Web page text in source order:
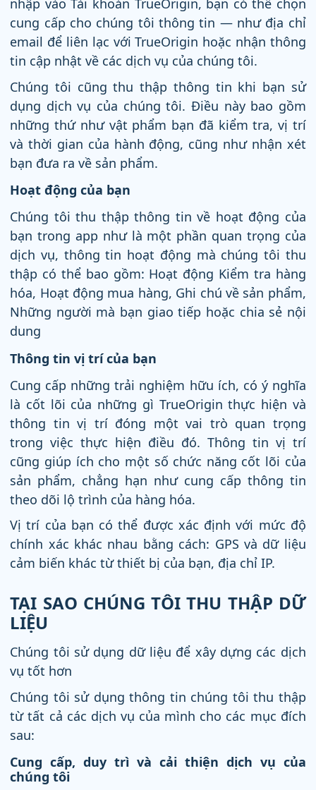
nhập vào Tài khoản TrueOrigin, bạn có thể chọn
cung cấp cho chúng tôi thông tin — như địa chỉ
email để liên lạc với TrueOrigin hoặc nhận thông
tin cập nhật về các dịch vụ của chúng tôi.
Chúng tôi cũng thu thập thông tin khi bạn sử
dụng dịch vụ của chúng tôi. Điều này bao gồm
những thứ như vật phẩm bạn đã kiểm tra, vị trí
và thời gian của hành động, cũng như nhận xét
bạn đưa ra về sản phẩm.
Hoạt động của bạn
Chúng tôi thu thập thông tin về hoạt động của
bạn trong app như là một phần quan trọng của
dịch vụ, thông tin hoạt động mà chúng tôi thu
thập có thể bao gồm: Hoạt động Kiểm tra hàng
hóa, Hoạt động mua hàng, Ghi chú về sản phẩm,
Những người mà bạn giao tiếp hoặc chia sẻ nội
dung
Thông tin vị trí của bạn
Cung cấp những trải nghiệm hữu ích, có ý nghĩa
là cốt lõi của những gì TrueOrigin thực hiện và
thông tin vị trí đóng một vai trò quan trọng
trong việc thực hiện điều đó. Thông tin vị trí
cũng giúp ích cho một số chức năng cốt lõi của
sản phẩm, chẳng hạn như cung cấp thông tin
theo dõi lộ trình của hàng hóa.
Vị trí của bạn có thể được xác định với mức độ
chính xác khác nhau bằng cách: GPS và dữ liệu
cảm biến khác từ thiết bị của bạn, địa chỉ IP.
TẠI SAO CHÚNG TÔI THU THẬP DỮ
LIỆU
Chúng tôi sử dụng dữ liệu để xây dựng các dịch
vụ tốt hơn
Chúng tôi sử dụng thông tin chúng tôi thu thập
từ tất cả các dịch vụ của mình cho các mục đích
sau:
Cung cấp, duy trì và cải thiện dịch vụ của
chúng tôi